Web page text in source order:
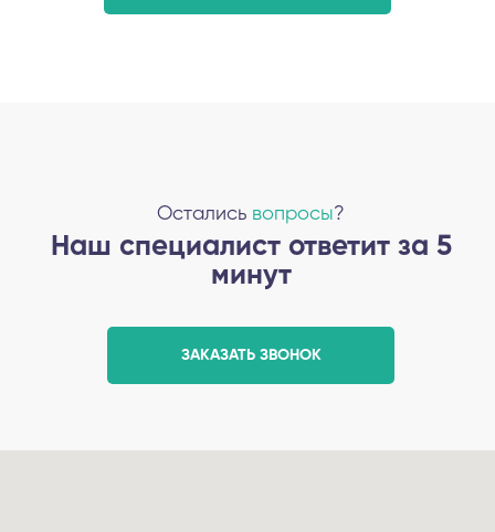
Остались вопросы?
Наш специалист ответит за 5
минут
ЗАКАЗАТЬ ЗВОНОК